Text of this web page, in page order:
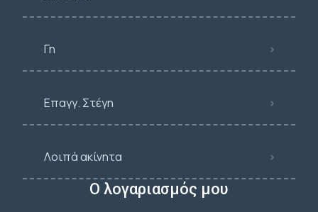
Γη
Επαγγ. Στέγη
Λοιπά ακίνητα
Ο λογαριασμός μου